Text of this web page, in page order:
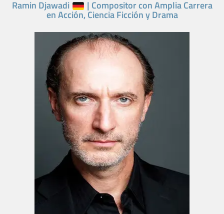
Ramin Djawadi | Compositor con Amplia Carrera
en Acción, Ciencia Ficción y Drama